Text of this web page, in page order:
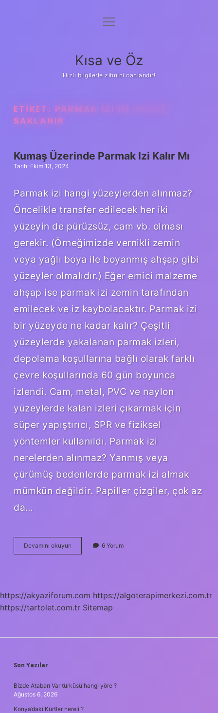
Anasayfa
Yasal Uyarı
menüyü
Kısa ve Öz
Hızlı bilgilerle zihnini canlandır!
ETIKET: PARMAK IZI NE KADAR
SAKLANIR
Kumaş Üzerinde Parmak Izi Kalır Mı
Tarih: Ekim 13, 2024
Parmak izi hangi yüzeylerden alınmaz?
Öncelikle transfer edilecek her iki
yüzeyin de pürüzsüz, cam vb. olması
gerekir. (Örneğimizde vernikli zemin
veya yağlı boya ile boyanmış ahşap gibi
yüzeyler olmalıdır.) Eğer emici malzeme
ahşap ise parmak izi zemin tarafından
emilecek ve iz kaybolacaktır. Parmak izi
bir yüzeyde ne kadar kalır? Çeşitli
yüzeylerde yakalanan parmak izleri,
depolama koşullarına bağlı olarak farklı
çevre koşullarında 60 gün boyunca
izlendi. Cam, metal, PVC ve naylon
yüzeylerde kalan izleri çıkarmak için
süper yapıştırıcı, SPR ve fiziksel
yöntemler kullanıldı. Parmak izi
nerelerden alınmaz? Yanmış veya
çürümüş bedenlerde parmak izi almak
mümkün değildir. Papiller çizgiler, çok az
da…
Devamını okuyun
Üzerinde
6 Yorum
https://akyaziforum.com https://algoterapimerkezi.com.tr
https://tartolet.com.tr Sitemap
SIDEBAR
Son Yazılar
Bizde Atabarı Var türküsü hangi yöre ?
Ağustos 6, 2026
Konya’daki Kürtler nereli ?